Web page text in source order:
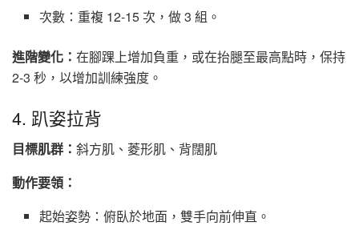
次數：重複 12-15 次，做 3 組。
進階變化： 在腳踝上增加負重，或在抬腿至最高點時，保持
2-3 秒，以增加訓練強度。
4. 趴姿拉背
目標肌群： 斜方肌、菱形肌、背闊肌
動作要領：
起始姿勢：俯臥於地面，雙手向前伸直。